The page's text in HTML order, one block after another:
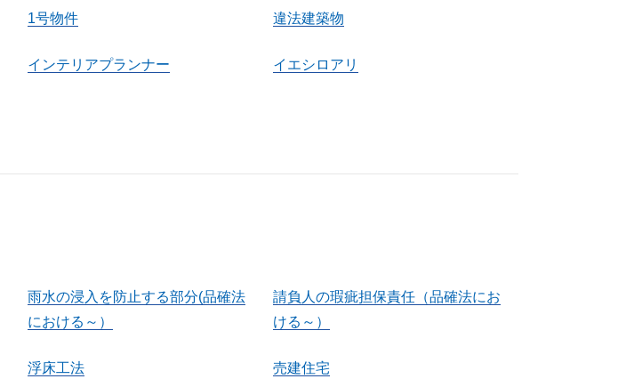
1号物件 違法建築物
インテリアプランナー イエシロアリ
雨水の浸入を防止する部分(品確法
における～）
請負人の瑕疵担保責任（品確法にお
ける～）
浮床工法 売建住宅